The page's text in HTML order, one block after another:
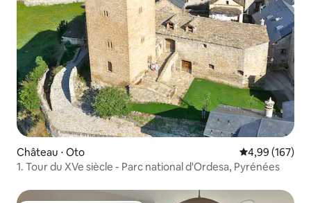
Château ⋅ Oto Évaluation
4,99 (167)
1. Tour du XVe siècle - Parc national d'Ordesa, Pyrénées